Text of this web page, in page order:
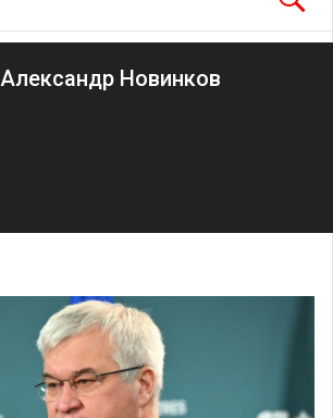
Александр Новинков